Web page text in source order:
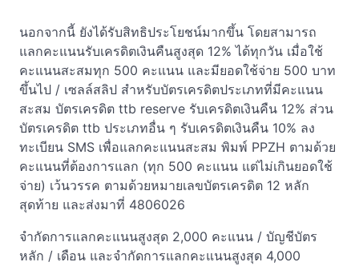
นอกจากนี้ ยังได้รับสิทธิประโยชน์มากขึ้น โดยสามารถ
แลกคะแนนรับเครดิตเงินคืนสูงสุด 12% ได้ทุกวัน เมื่อใช้
คะแนนสะสมทุก 500 คะแนน และมียอดใช้จ่าย 500 บาท
ขึ้นไป / เซลล์สลิป สำหรับบัตรเครดิตประเภทที่มีคะแนน
สะสม บัตรเครดิต ttb reserve รับเครดิตเงินคืน 12% ส่วน
บัตรเครดิต ttb ประเภทอื่น ๆ รับเครดิตเงินคืน 10% ลง
ทะเบียน SMS เพื่อแลกคะแนนสะสม พิมพ์ PPZH ตามด้วย
คะแนนที่ต้องการแลก (ทุก 500 คะแนน แต่ไม่เกินยอดใช้
จ่าย) เว้นวรรค ตามด้วยหมายเลขบัตรเครดิต 12 หลัก
สุดท้าย และส่งมาที่ 4806026
จำกัดการแลกคะแนนสูงสุด 2,000 คะแนน / บัญชีบัตร
หลัก / เดือน และจำกัดการแลกคะแนนสูงสุด 4,000